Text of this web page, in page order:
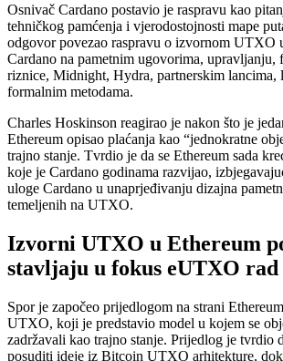
Osnivač Cardano postavio je raspravu kao
tehničkog pamćenja i vjerodostojnosti mape
odgovor povezao raspravu o izvornom UTXO
Cardano na pametnim ugovorima, upravljanju,
riznice, Midnight, Hydra, partnerskim lancima,
formalnim metodama.
Charles Hoskinson reagirao je nakon što je
Ethereum opisao plaćanja kao “jednokratne
trajno stanje. Tvrdio je da se Ethereum sada
koje je Cardano godinama razvijao,
uloge Cardano u unaprjeđivanju dizajna
temeljenih na UTXO.
Izvorni UTXO u Ethereum
stavljaju u fokus eUTXO rad
Spor je započeo prijedlogom na strani
UTXO, koji je predstavio model u kojem se
zadržavali kao trajno stanje. Prijedlog je tvrdio
posuditi ideje iz Bitcoin UTXO arhitekture,